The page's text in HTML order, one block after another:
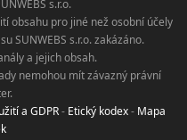
s.r.o.
obsahu pro jiné než osobní účely
SUNWEBS s.r.o. zakázáno.
a jejich obsah.
nemohou mít závazný právní
a GDPR- Etický kodex- Mapa